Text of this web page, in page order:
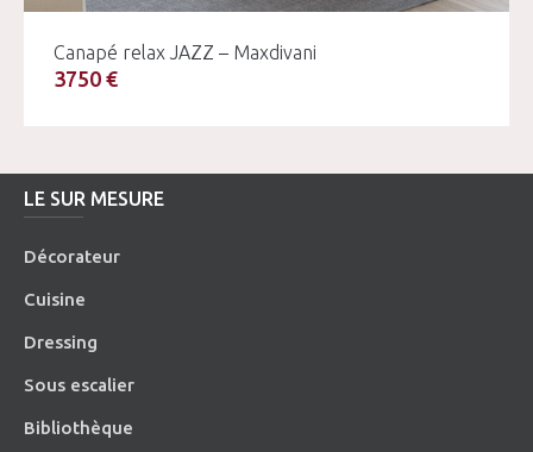
Canapé relax JAZZ – Maxdivani
3750 €
LE SUR MESURE
Décorateur
Cuisine
Dressing
Sous escalier
Bibliothèque